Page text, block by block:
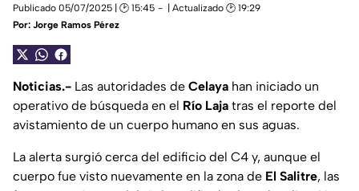
Publicado 05/07/2025 | 🕑 15:45
| Actualizado 🕑 19:29
Por: Jorge Ramos Pérez
Noticias.- Las autoridades de Celaya han iniciado un
operativo de búsqueda en el Río Laja tras el reporte del
avistamiento de un cuerpo humano en sus aguas.
La alerta surgió cerca del edificio del C4 y, aunque el
cuerpo fue visto nuevamente en la zona de El Salitre, las